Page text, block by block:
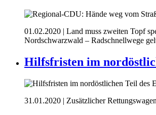
01.02.2020 | Land muss zweiten Topf
Nordschwarzwald – Radschnellwege
Hilfsfristen im
31.01.2020 | Zusätzlicher